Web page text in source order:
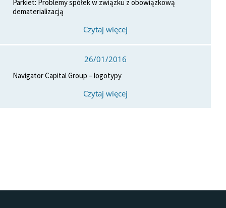
Parkiet: Problemy spółek w związku z obowiązkową
dematerializacją
Czytaj więcej
26/01/2016
Navigator Capital Group – logotypy
Czytaj więcej